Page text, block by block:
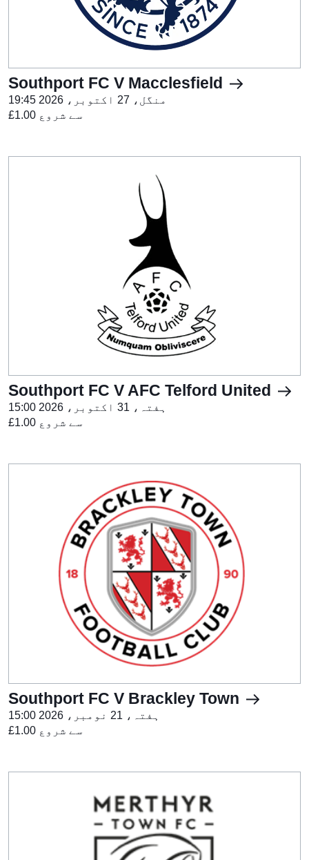
Southport FC V Macclesfield
منگل، 27 اکتوبر، 2026 19:45
£1.00 سے شروع
Southport FC V AFC Telford United
ہفتہ، 31 اکتوبر، 2026 15:00
£1.00 سے شروع
Southport FC V Brackley Town
ہفتہ، 21 نومبر، 2026 15:00
£1.00 سے شروع